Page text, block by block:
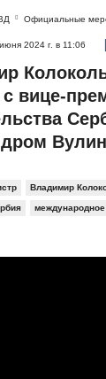
Официальные
2024 г. в 11:06
с вице-
Владимир